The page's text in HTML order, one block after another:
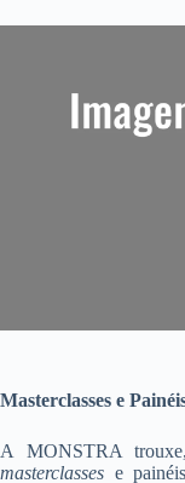
Masterclasses e
A MONSTRA
masterclasses e